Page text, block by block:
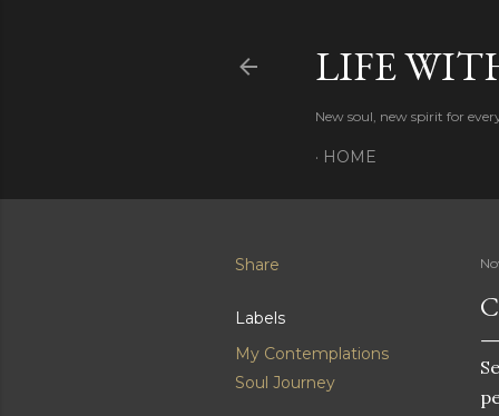
LIFE
New soul, new spirit for
HOME
Share
Labels
My Contemplations
Soul Journey